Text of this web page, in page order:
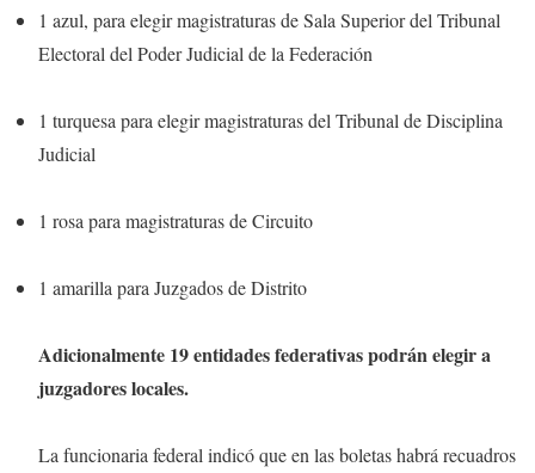
1 azul, para elegir magistraturas de Sala Superior del Tribunal
Electoral del Poder Judicial de la Federación
1 turquesa para elegir magistraturas del Tribunal de Disciplina
Judicial
1 rosa para magistraturas de Circuito
1 amarilla para Juzgados de Distrito
Adicionalmente 19 entidades federativas podrán elegir a
juzgadores locales.
La funcionaria federal indicó que en las boletas habrá recuadros